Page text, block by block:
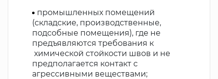
промышленных помещений
(складские, производственные,
подсобные помещения), где не
предъявляются требования к
химической стойкости швов и не
предполагается контакт с
агрессивными веществами;